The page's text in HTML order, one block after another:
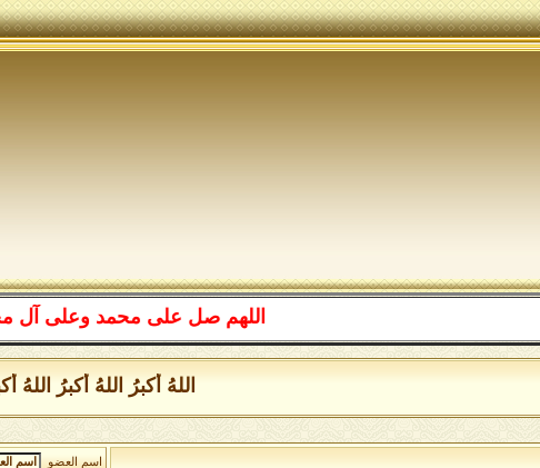
اللهم صل على محمد وعلى آل محمد كما
اللهُ أكبرُ اللهُ أكبرُ اللهُ
اسم العضو